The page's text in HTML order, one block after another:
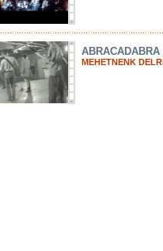
ABRACADABRA
MEHETNENK